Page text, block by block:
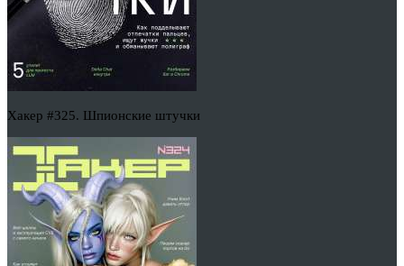
Хакер #325. Шпионские штучки